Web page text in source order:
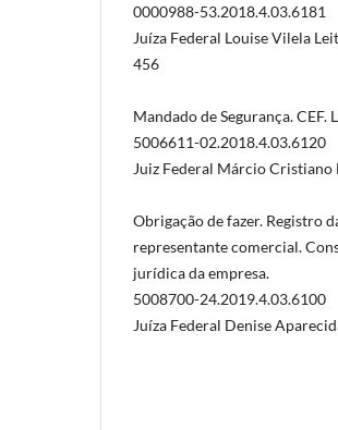
0000988-53.2018.4.03.6181
Juíza Federal Louise Vilela Leite
456
Mandado de Segurança. CEF.
5006611-02.2018.4.03.6120
Juiz Federal Márcio Cristiano
Obrigação de fazer. Registro
representante comercial.
jurídica da empresa.
5008700-24.2019.4.03.6100
Juíza Federal Denise Aparecida